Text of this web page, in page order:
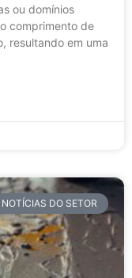
ou domínios
comprimento de
resultando em uma
NOTÍCIAS DO SETOR